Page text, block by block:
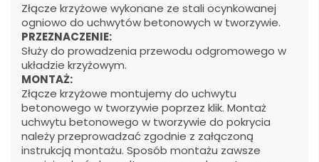
Złącze krzyżowe wykonane ze stali ocynkowanej
ogniowo do uchwytów betonowych w tworzywie.
PRZEZNACZENIE:
Służy do prowadzenia przewodu odgromowego w
układzie krzyżowym.
MONTAŻ:
Złącze krzyżowe montujemy do uchwytu
betonowego w tworzywie poprzez klik. Montaż
uchwytu betonowego w tworzywie do pokrycia
należy przeprowadzać zgodnie z załączoną
instrukcją montażu. Sposób montażu zawsze